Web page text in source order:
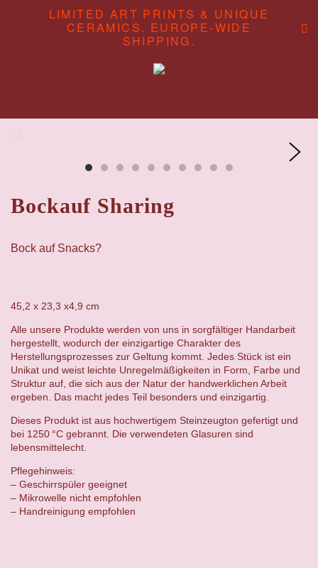
LIMITED ART PRINTS & UNIQUE
CERAMICS. EUROPE-WIDE
SHIPPING.
CONTENT STUDIO
Bockauf Sharing
Bock auf Snacks?
45,2 x 23,3 x4,9 cm
Alle unsere Produkte werden von uns in sorgfältiger Handarbeit
hergestellt, wodurch der einzigartige Charakter des
Herstellungsprozesses zur Geltung kommt. Jedes Stück ist ein
Unikat und weist leichte Unregelmäßigkeiten in Form, Farbe und
Struktur auf, die sich aus der Natur der handwerklichen Arbeit
ergeben. Das macht jedes Teil besonders und einzigartig.
Dieses Produkt ist aus hochwertigem Steinzeugton gefertigt und
bei 1250 °C gebrannt. Die verwendeten Glasuren sind
lebensmittelecht.
Pflegehinweis:
– Geschirrspüler geeignet
– Mikrowelle nicht empfohlen
– Handreinigung empfohlen